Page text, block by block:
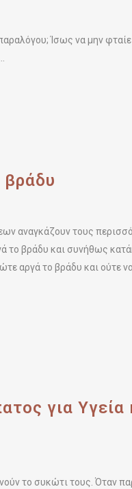
Ίσως να μην
βράδυ
αναγκάζουν τους
το βράδυ και συνήθως
αργά το βράδυ και ούτε
για Υγεία
το συκώτι τους. Όταν